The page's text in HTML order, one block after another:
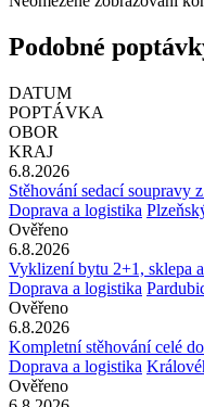
Podobné
DATUM
POPTÁVKA
OBOR
KRAJ
6.8.2026
Stěhování sedací soupravy
Doprava a logistika
Ověřeno
6.8.2026
Vyklizení bytu 2+1, sklepa
Doprava a logistika
Ověřeno
6.8.2026
Kompletní stěhování celé
Doprava a logistika
Ověřeno